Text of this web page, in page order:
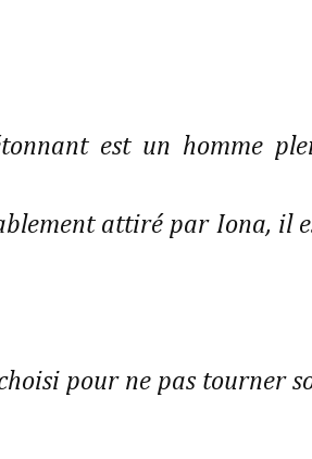
est un homme
attiré par Iona, il
pour ne pas tourner